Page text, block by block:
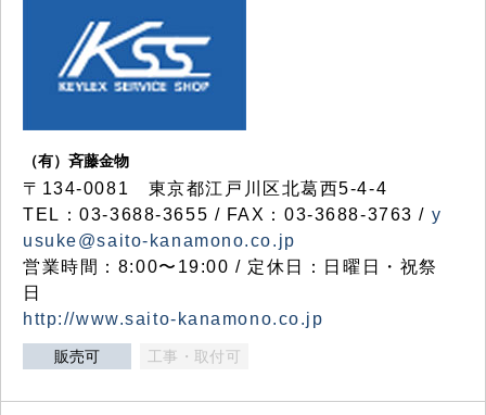
（有）斉藤金物
〒134-0081 東京都江戸川区北葛西5-4-4
TEL：03-3688-3655 / FAX：03-3688-3763 / y
usuke@saito-kanamono.co.jp
営業時間：8:00〜19:00 / 定休日：日曜日・祝祭
日
http://www.saito-kanamono.co.jp
販売可 工事・取付可